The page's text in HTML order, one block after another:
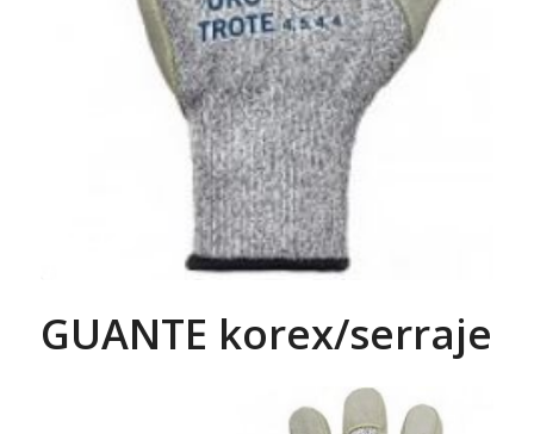
GUANTE korex/serraje